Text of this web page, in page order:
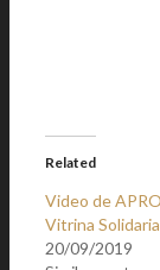
Related
Video de
Vitrina Solidaria
20/09/2019